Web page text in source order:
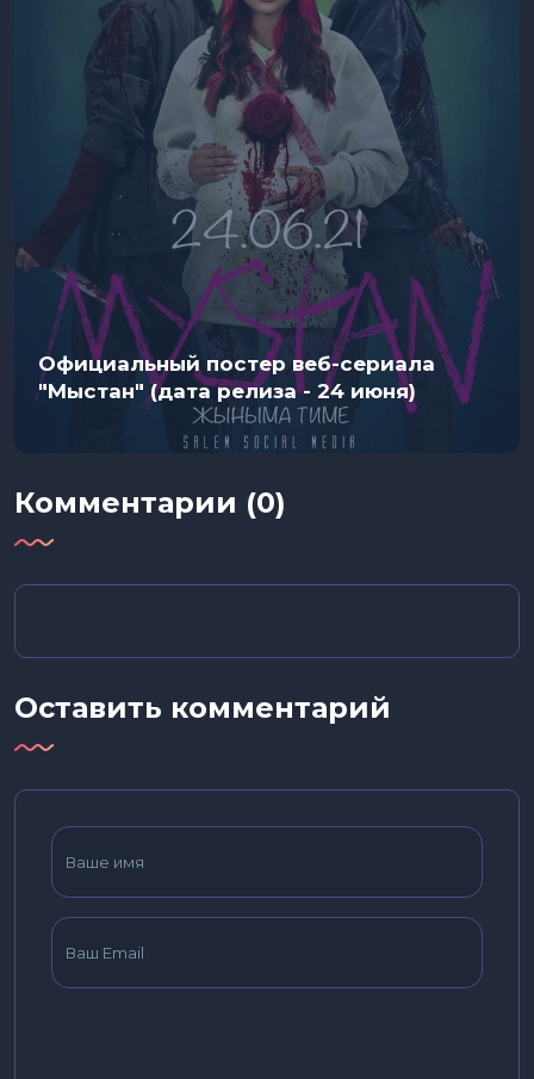
Официальный постер веб-сериала
"Мыстан" (дата релиза - 24 июня)
Комментарии (0)
Оставить комментарий